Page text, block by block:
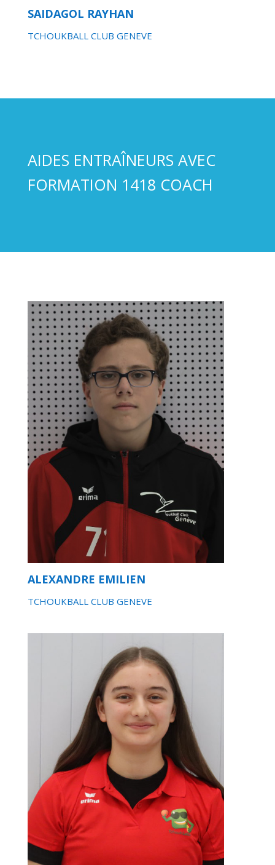
SAIDAGOL RAYHAN
TCHOUKBALL CLUB GENEVE
AIDES ENTRAÎNEURS AVEC
FORMATION 1418 COACH
ALEXANDRE EMILIEN
TCHOUKBALL CLUB GENEVE